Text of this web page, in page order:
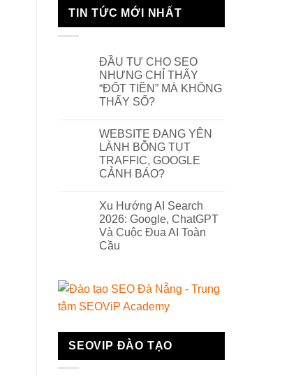
TIN TỨC MỚI NHẤT
ĐẦU TƯ CHO SEO
NHƯNG CHỈ THẤY
“ĐỐT TIỀN” MÀ KHÔNG
THẤY SỐ?
WEBSITE ĐANG YÊN
LÀNH BỖNG TỤT
TRAFFIC, GOOGLE
CẢNH BÁO?
Xu Hướng AI Search
2026: Google, ChatGPT
Và Cuộc Đua AI Toàn
Cầu
SEOVIP ĐÀO TẠO